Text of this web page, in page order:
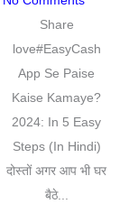
Share
love#EasyCash
App Se Paise
Kaise Kamaye?
2024: In 5 Easy
Steps (In Hindi)
दोस्तों अगर आप भी घर
बैठे...